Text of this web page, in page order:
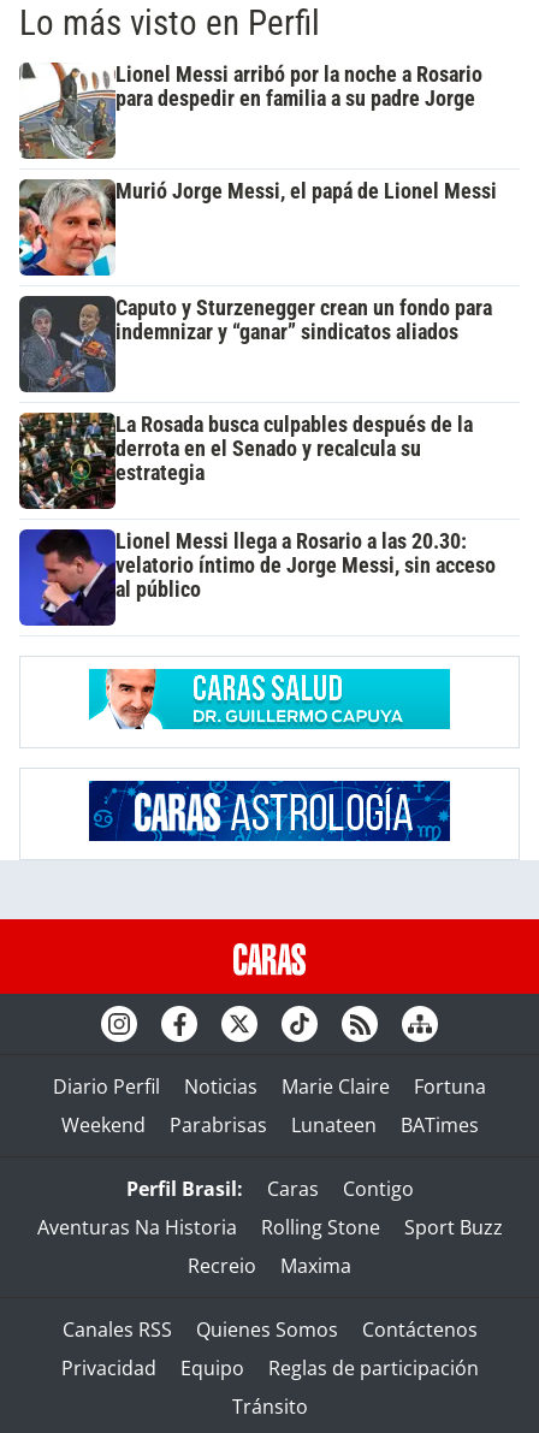
Lo más visto en Perfil
Lionel Messi arribó por la noche a Rosario
para despedir en familia a su padre Jorge
Murió Jorge Messi, el papá de Lionel Messi
Caputo y Sturzenegger crean un fondo para
indemnizar y “ganar” sindicatos aliados
La Rosada busca culpables después de la
derrota en el Senado y recalcula su
estrategia
Lionel Messi llega a Rosario a las 20.30:
velatorio íntimo de Jorge Messi, sin acceso
al público
Diario Perfil Noticias Marie Claire
Fortuna
Weekend
Parabrisas Lunateen BATimes
Perfil Brasil: Caras
Contigo
Aventuras Na Historia
Rolling Stone
Sport Buzz
Recreio
Maxima
Canales RSS Quienes Somos
Contáctenos
Privacidad
Equipo
Reglas de participación
Tránsito